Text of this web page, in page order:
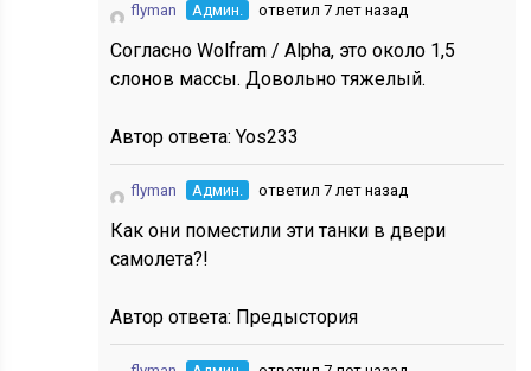
flyman Админ. ответил 7 лет назад
Согласно Wolfram / Alpha, это около 1,5
слонов массы. Довольно тяжелый.
Автор ответа:Yos233
flyman Админ. ответил 7 лет назад
Как они поместили эти танки в двери
самолета?!
Автор ответа: Предыстория